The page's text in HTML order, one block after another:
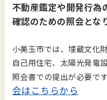
不動産鑑定や開発行為
確認のための照会とな
小美玉市では、埋蔵文化
自己用住宅、太陽光発電
照会書での提出が必要で
会はこちらから